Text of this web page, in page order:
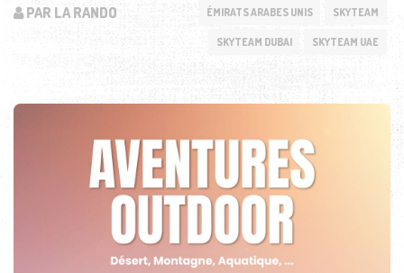
PAR LA RANDO ÉMIRATS ARABES UNIS SKYTEAM
SKYTEAM DUBAI SKYTEAM UAE